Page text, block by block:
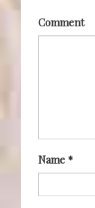
Comment
Name *